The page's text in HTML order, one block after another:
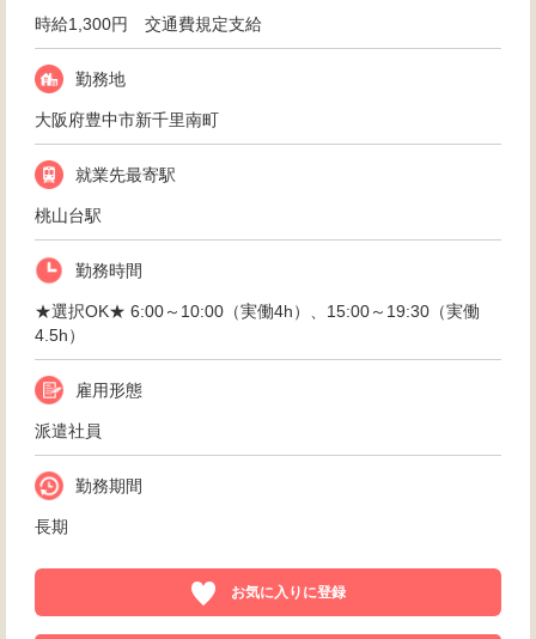
時給1,300円 交通費規定支給
勤務地
大阪府豊中市新千里南町
就業先最寄駅
桃山台駅
勤務時間
★選択OK★ 6:00～10:00（実働4h）、15:00～19:30（実働
4.5h）
雇用形態
派遣社員
勤務期間
長期
お気に入りに登録